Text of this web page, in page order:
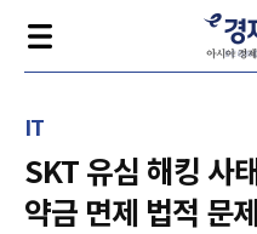
IT
SKT 유심 해킹 사
약금 면제 법적 문